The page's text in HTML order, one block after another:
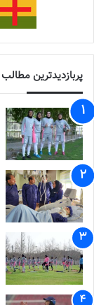
پربازدیدترین مطالب